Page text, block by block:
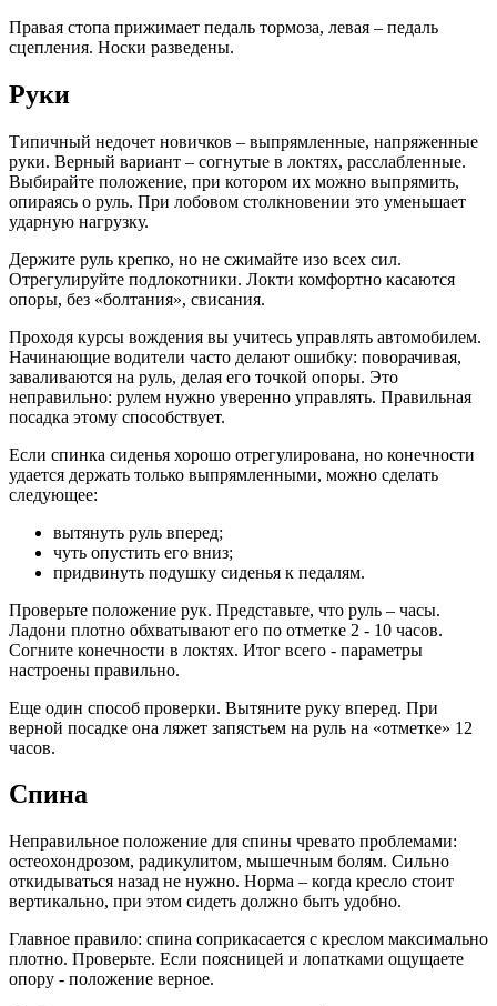
Правая стопа прижимает педаль тормоза, левая – педаль
сцепления. Носки разведены.
Руки
Типичный недочет новичков – выпрямленные, напряженные
руки. Верный вариант – согнутые в локтях, расслабленные.
Выбирайте положение, при котором их можно выпрямить,
опираясь о руль. При лобовом столкновении это уменьшает
ударную нагрузку.
Держите руль крепко, но не сжимайте изо всех сил.
Отрегулируйте подлокотники. Локти комфортно касаются
опоры, без «болтания», свисания.
Проходя курсы вождения вы учитесь управлять автомобилем.
Начинающие водители часто делают ошибку: поворачивая,
заваливаются на руль, делая его точкой опоры. Это
неправильно: рулем нужно уверенно управлять. Правильная
посадка этому способствует.
Если спинка сиденья хорошо отрегулирована, но конечности
удается держать только выпрямленными, можно сделать
следующее:
вытянуть руль вперед;
чуть опустить его вниз;
придвинуть подушку сиденья к педалям.
Проверьте положение рук. Представьте, что руль – часы.
Ладони плотно обхватывают его по отметке 2 - 10 часов.
Согните конечности в локтях. Итог всего - параметры
настроены правильно.
Еще один способ проверки. Вытяните руку вперед. При
верной посадке она ляжет запястьем на руль на «отметке» 12
часов.
Спина
Неправильное положение для спины чревато проблемами:
остеохондрозом, радикулитом, мышечным болям. Сильно
откидываться назад не нужно. Норма – когда кресло стоит
вертикально, при этом сидеть должно быть удобно.
Главное правило: спина соприкасается с креслом максимально
плотно. Проверьте. Если поясницей и лопатками ощущаете
опору - положение верное.